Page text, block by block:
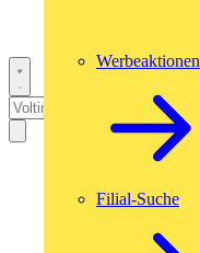
Werbeaktionen
Filial-Suche